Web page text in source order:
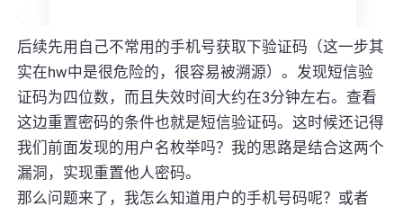
后续先用自己不常用的手机号获取下验证码（这一步其
实在hw中是很危险的，很容易被溯源）。发现短信验
证码为四位数，而且失效时间大约在3分钟左右。查看
这边重置密码的条件也就是短信验证码。这时候还记得
我们前面发现的用户名枚举吗？我的思路是结合这两个
漏洞，实现重置他人密码。
那么问题来了，我怎么知道用户的手机号码呢？或者